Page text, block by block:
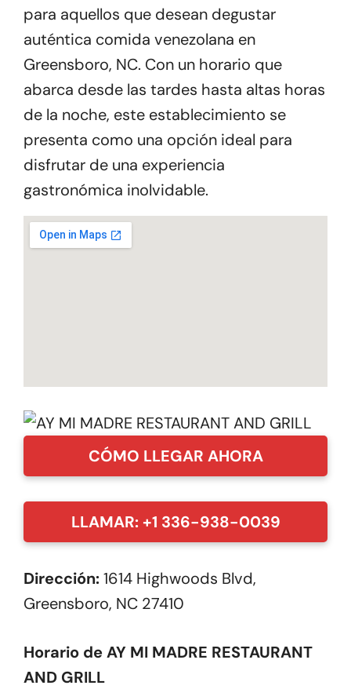
para aquellos que desean degustar
auténtica comida venezolana en
Greensboro, NC. Con un horario que
abarca desde las tardes hasta altas horas
de la noche, este establecimiento se
presenta como una opción ideal para
disfrutar de una experiencia
gastronómica inolvidable.
CÓMO LLEGAR AHORA
LLAMAR: +1 336-938-0039
Dirección:1614 Highwoods Blvd,
Greensboro, NC 27410
Horario de AY MI MADRE RESTAURANT
AND GRILL